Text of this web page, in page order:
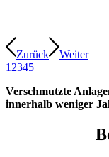
Zurück
Weiter
1 2345
Verschmutzte
innerhalb weniger